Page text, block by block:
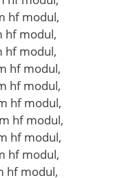
hf modul,
hf modul,
hf modul,
hf modul,
hf modul,
hf modul,
hf modul,
hf modul,
hf modul,
hf modul,